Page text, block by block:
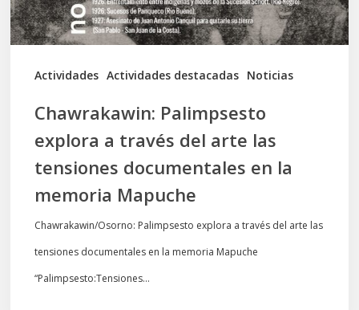
Actividades Actividades destacadas Noticias
las
tensiones
documentales
memoria
Mapuche
Chawrakawin: Palimpsesto
explora a través del arte las
tensiones documentales en la
memoria Mapuche
Chawrakawin/Osorno: Palimpsesto explora a través del arte las
tensiones documentales en la memoria Mapuche
“Palimpsesto:Tensiones…